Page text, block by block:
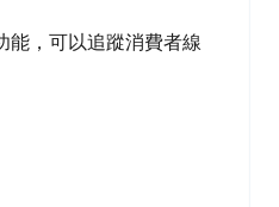
能，可以追蹤消費者線